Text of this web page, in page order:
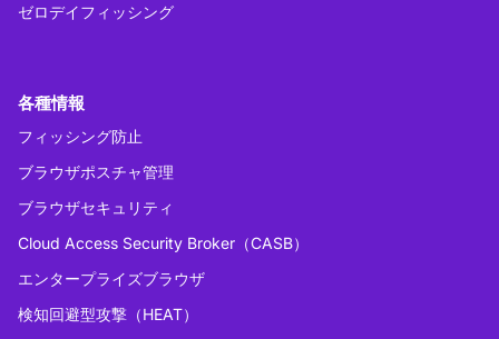
ゼロデイフィッシング
各種情報
フィッシング防止
ブラウザポスチャ管理
ブラウザセキュリティ
Cloud Access Security Broker（CASB）
エンタープライズブラウザ
検知回避型攻撃（HEAT）